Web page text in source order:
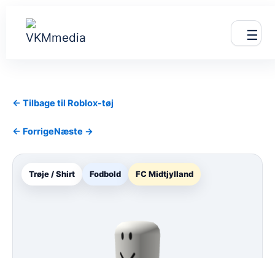
indholdet
☰
← Tilbage til Roblox-tøj
← ForrigeNæste →
Trøje / Shirt Fodbold FC Midtjylland